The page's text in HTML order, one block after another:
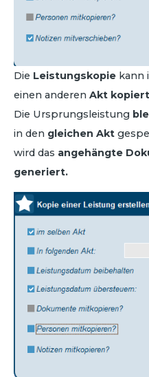
Die Leistungskopie kann
einen anderen Akt kopiert
Die Ursprungsleistung
in den gleichen Akt
wird das angehängte
generiert.